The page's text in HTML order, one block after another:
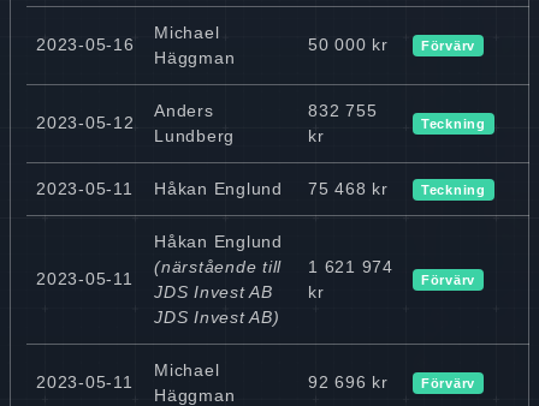
2023-05-16
Michael
Häggman
50 000 kr Förvärv
2023-05-12
Anders
Lundberg
832 755
kr
Teckning
2023-05-11 Håkan Englund 75 468 kr Teckning
2023-05-11
Håkan Englund
(närstående till
JDS Invest AB
JDS Invest AB)
1 621 974
kr
Förvärv
2023-05-11
Michael
Häggman
92 696 kr Förvärv